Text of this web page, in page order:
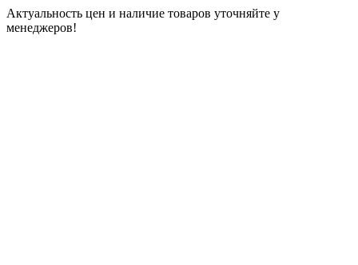
Актуальность цен и наличие товаров уточняйте у
менеджеров!